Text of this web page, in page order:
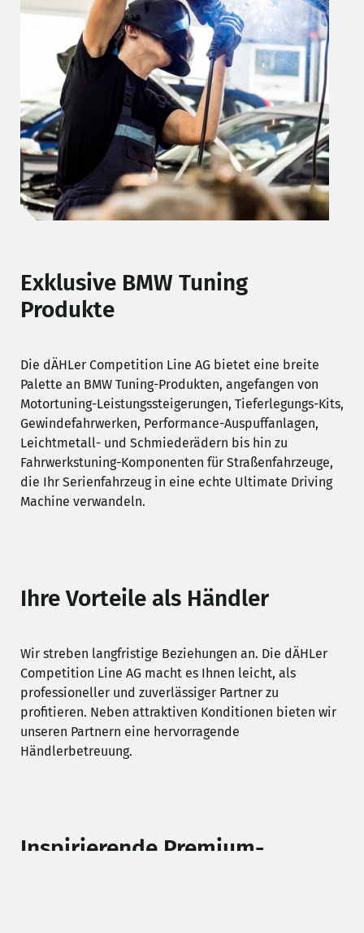
Exklusive BMW Tuning
Produkte
Die dÄHLer Competition Line AG bietet eine breite
Palette an BMW Tuning-Produkten, angefangen von
Motortuning-Leistungssteigerungen, Tieferlegungs-Kits,
Gewindefahrwerken, Performance-Auspuffanlagen,
Leichtmetall- und Schmiederädern bis hin zu
Fahrwerkstuning-Komponenten für Straßenfahrzeuge,
die Ihr Serienfahrzeug in eine echte Ultimate Driving
Machine verwandeln.
Ihre Vorteile als Händler
Wir streben langfristige Beziehungen an. Die dÄHLer
Competition Line AG macht es Ihnen leicht, als
professioneller und zuverlässiger Partner zu
profitieren. Neben attraktiven Konditionen bieten wir
unseren Partnern eine hervorragende
Händlerbetreuung.
Inspirierende Premium-